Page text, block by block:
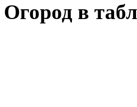
Огород в